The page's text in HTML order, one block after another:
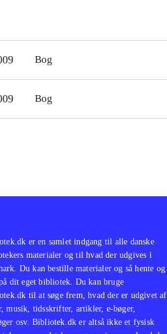
Bog
Bog
er en samlet indgang til alle danske
materialer og til hvad der udgives i
Du kan bestille materialer og så hente og
dit eget bibliotek. Du kan bruge
til at søge frem, hvad der er udgivet af
musik, tidsskrifter, artikler, e-bøger,
osv. Bibliotek.dk er altså ikke et fysisk